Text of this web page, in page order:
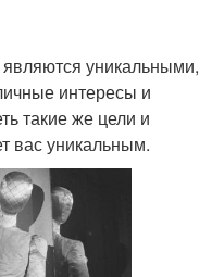
уникальными,
интересы и
такие же цели и
вас уникальным.